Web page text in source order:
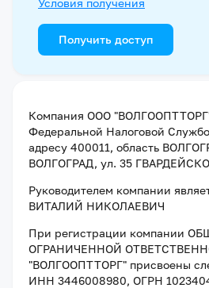
Условия получения
Получить доступ
Компания ООО
Федеральной Налоговой
адресу 400011, область
ВОЛГОГРАД, ул. 35
Руководителем компании
ВИТАЛИЙ НИКОЛАЕВИЧ
При регистрации компании
ОГРАНИЧЕННОЙ
"ВОЛГООПТТОРГ" присвоены
ИНН 3446008980, ОГРН